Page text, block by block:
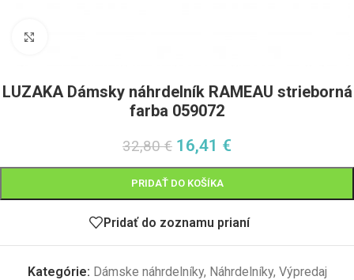
LUZAKA Dámsky náhrdelník RAMEAU strieborná
farba 059072
32,80€ 16,41 €
PRIDAŤ DO KOŠÍKA
Pridať do zoznamu prianí
Kategórie: Dámske náhrdelníky, Náhrdelníky, Výpredaj